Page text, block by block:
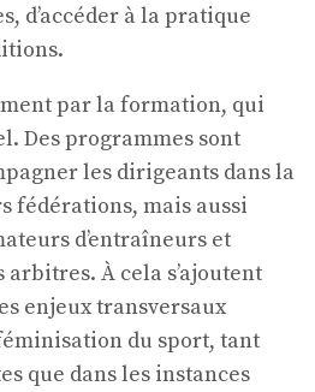
d’accéder à la pratique
par la formation, qui
Des programmes sont
les dirigeants dans la
fédérations, mais aussi
d’entraîneurs et
arbitres. À cela s’ajoutent
enjeux transversaux
du sport, tant
que dans les instances